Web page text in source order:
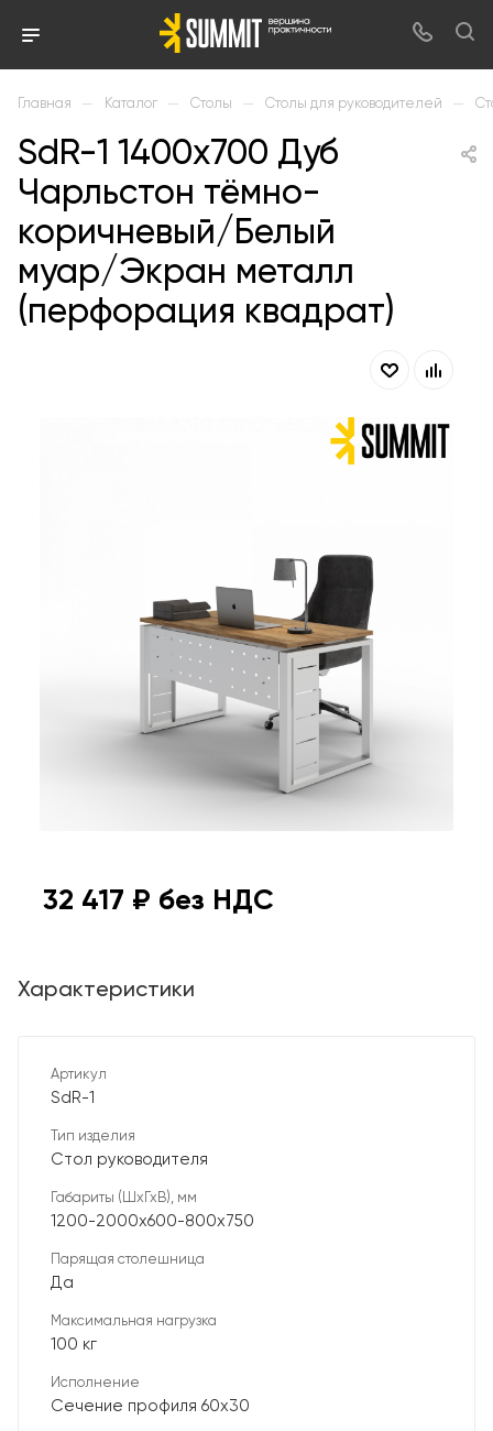
Главная — Каталог — Столы — Столы для руководителей —
SdR-1 1400х700 Дуб
Чарльстон тёмно-
коричневый/Белый
муар/Экран металл
(перфорация квадрат)
32 417 ₽ без НДС
Характеристики
Артикул
SdR-1
Тип изделия
Стол руководителя
Габариты (ШхГхВ), мм
1200-2000х600-800х750
Парящая столешница
Да
Максимальная нагрузка
100 кг
Исполнение
Сечение профиля 60х30